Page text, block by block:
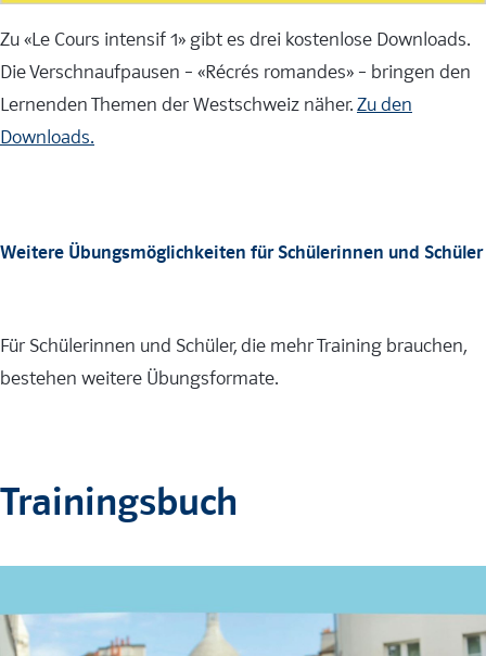
Zu «Le Cours intensif 1» gibt es drei kostenlose Downloads.
Die Verschnaufpausen – «Récrés romandes» – bringen den
Lernenden Themen der Westschweiz näher.Zu den
Downloads.
Weitere Übungsmöglichkeiten für Schülerinnen und Schüler
Für Schülerinnen und Schüler, die mehr Training brauchen,
bestehen weitere Übungsformate.
Trainingsbuch